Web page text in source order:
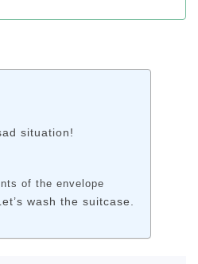
situation!
of the envelope
wash the suitcase.